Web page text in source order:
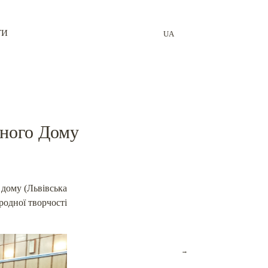
UA
Дому
(Львівська
творчості
→